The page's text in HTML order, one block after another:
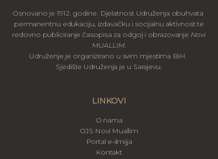
Osnovano je 1912. godine. Djelatnost Udruženja obuhvata
permanentnu edukaciju, izdavačku i socijalnu aktivnost te
redovno publiciranje časopisa za odgoj i obrazovanje Novi
MUALLIM.
Udruženje je organizirano u svim mjestima BiH.
Sjedište Udruženja je u Sarajevu.
LINKOVI
O nama
OJS Novi Muallim
Portal e-ilmijja
Kontakt